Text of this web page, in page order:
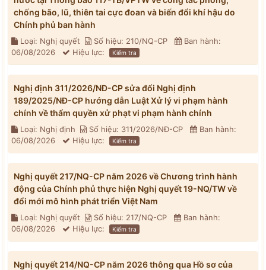
chống bão, lũ, thiên tai cực đoan và biến đổi khí hậu do
Chính phủ ban hành
Loại: Nghị quyết Số hiệu: 210/NQ-CP
Ban hành:
06/08/2026
Hiệu lực: Kiểm tra
Nghị định 311/2026/NĐ-CP sửa đổi Nghị định
189/2025/NĐ-CP hướng dẫn Luật Xử lý vi phạm hành
chính về thẩm quyền xử phạt vi phạm hành chính
Loại: Nghị định Số hiệu: 311/2026/NĐ-CP
Ban hành:
06/08/2026
Hiệu lực: Kiểm tra
Nghị quyết 217/NQ-CP năm 2026 về Chương trình hành
động của Chính phủ thực hiện Nghị quyết 19-NQ/TW về
đổi mới mô hình phát triển Việt Nam
Loại: Nghị quyết Số hiệu: 217/NQ-CP
Ban hành:
06/08/2026
Hiệu lực: Kiểm tra
Nghị quyết 214/NQ-CP năm 2026 thông qua Hồ sơ của